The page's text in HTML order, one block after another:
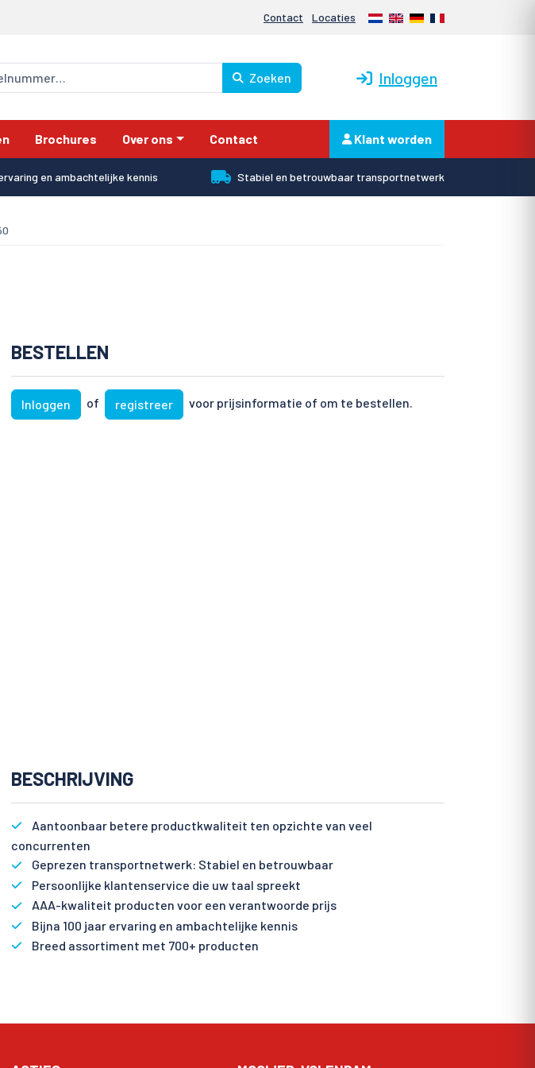
Contact Locaties Nederlands
EnglishDeutschFrançais
Zoeken Inloggen
Brochures Over ons Contact Klant worden
en ambachtelijke kennis Stabiel en betrouwbaar transportnetwerk
BESTELLEN
Inloggen of registreer voor prijsinformatie of om te bestellen.
BESCHRIJVING
Aantoonbaar betere productkwaliteit ten opzichte van veel
concurrenten
Geprezen transportnetwerk: Stabiel en betrouwbaar
Persoonlijke klantenservice die uw taal spreekt
AAA-kwaliteit producten voor een verantwoorde prijs
Bijna 100 jaar ervaring en ambachtelijke kennis
Breed assortiment met 700+ producten